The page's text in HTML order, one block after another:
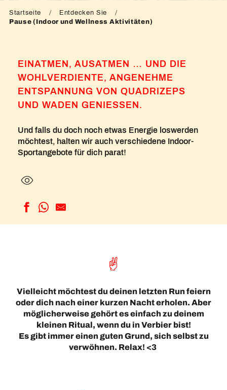
Startseite
Entdecken Sie
Pause (Indoor und Wellness Aktivitäten)
EINATMEN, AUSATMEN … UND DIE
WOHLVERDIENTE, ANGENEHME
ENTSPANNUNG VON QUADRIZEPS
UND WADEN GENIESSEN.
Und falls du doch noch etwas Energie loswerden
möchtest, halten wir auch verschiedene Indoor-
Sportangebote für dich parat!
Vielleicht möchtest du deinen letzten Run feiern
oder dich nach einer kurzen Nacht erholen. Aber
möglicherweise gehört es einfach zu deinem
kleinen Ritual, wenn du in Verbier bist!
Es gibt immer einen guten Grund, sich selbst zu
verwöhnen. Relax! <3